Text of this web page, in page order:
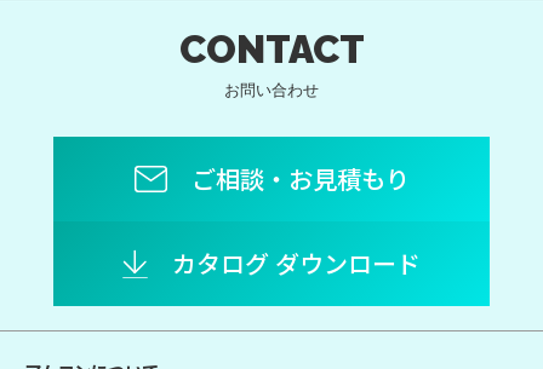
CONTACT
お問い合わせ
ご相談・お見積もり
カタログ ダウンロード